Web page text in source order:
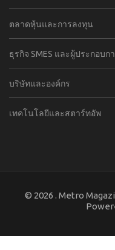
ตลาดหุ้นและการลงทุน
ธุรกิจ SMES และผู้ประกอบก
บริษัทและองค์กร
เทคโนโลยีและสตาร์ทอัพ
© 2026 . Metro